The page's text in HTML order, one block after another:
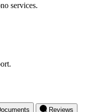
services.
Reviews